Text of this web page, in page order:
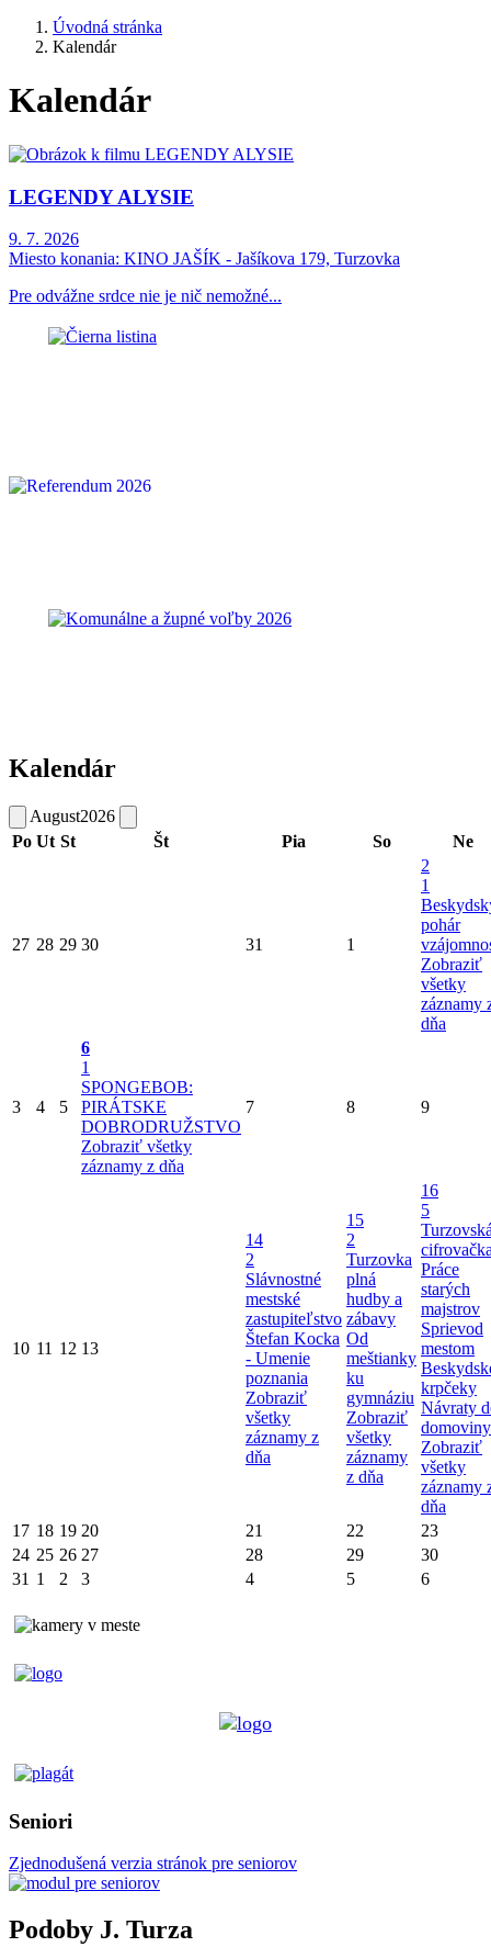
Úvodná stránka
Kalendár
Kalendár
LEGENDY ALYSIE
9. 7. 2026
Miesto konania: KINO JAŠÍK - Jašíkova 179, Turzovka
Pre odvážne srdce nie je nič nemožné...
Kalendár
August2026
Po Ut St Št Pia So Ne
27 28 29 30 31 1
2
1
pohár
Zobraziť
všetky
záznamy
dňa
3 4 5
6
1
SPONGEBOB:
PIRÁTSKE
DOBRODRUŽSTVO
Zobraziť všetky
záznamy z dňa
7 8 9
10 11 12 13
14
2
Slávnostné
mestské
zastupiteľstvo
Štefan Kocka
- Umenie
poznania
Zobraziť
všetky
záznamy z
dňa
15
2
Turzovka
plná
hudby a
zábavy
Od
meštianky
ku
gymnáziu
Zobraziť
všetky
záznamy
z dňa
16
5
Práce
starých
majstrov
Sprievod
mestom
krpčeky
Návraty
domoviny
Zobraziť
všetky
záznamy
dňa
17 18 19 20 21 22
23
24 25 26 27 28 29
30
31 1 2 3 4 5 6
Seniori
Zjednodušená verzia stránok pre seniorov
Podoby J. Turza